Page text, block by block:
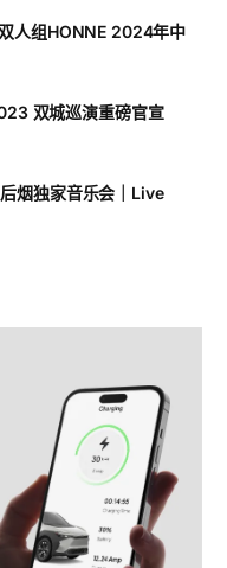
人组HONNE 2024年中
双城巡演重磅官宣
后烟独家音乐会｜Live